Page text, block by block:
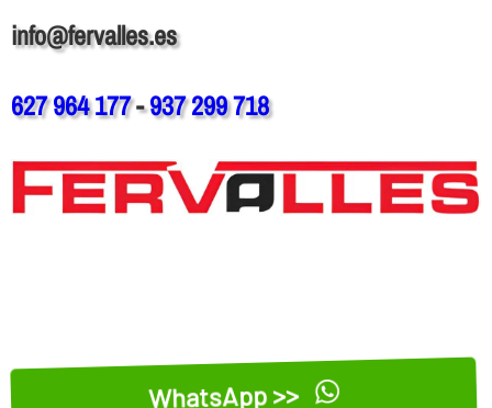
info@fervalles.es
627 964 177-937 299 718
WhatsApp >>